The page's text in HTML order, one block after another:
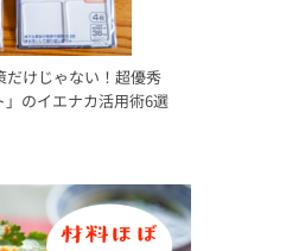
だけじゃない！超優秀
のイエナカ活用術6選